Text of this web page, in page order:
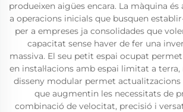
produeixen aigües encara. La màquina
a operacions inicials que busquen
per a empreses ja consolidades que
capacitat sense haver de fer una
massiva. El seu petit espai ocupat permet
en instal·lacions amb espai limitat a
disseny modular permet actualitzacions
que augmentin les necessitats de
combinació de velocitat, precisió i